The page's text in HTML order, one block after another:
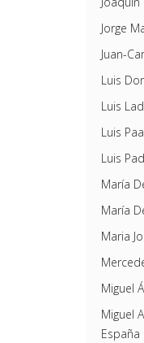
Jorge
Juan-
Luis
Luis
Luis
Luis
María
María
Maria
Miguel
Miguel
España